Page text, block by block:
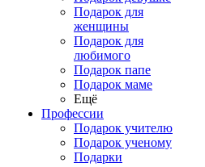
Подарок для
женщины
Подарок для
любимого
Подарок папе
Подарок маме
Ещё
Профессии
Подарок учителю
Подарок ученому
Подарки